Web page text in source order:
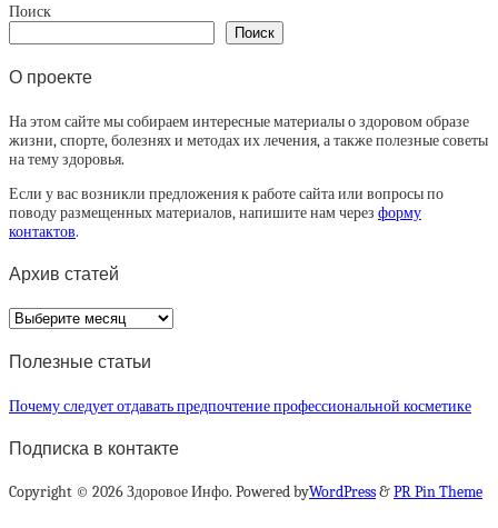
Поиск
Поиск
О проекте
На этом сайте мы собираем интересные материалы о здоровом образе
жизни, спорте, болезнях и методах их лечения, а также полезные советы
на тему здоровья.
Если у вас возникли предложения к работе сайта или вопросы по
поводу размещенных материалов, напишите нам через форму
контактов.
Архив статей
Архив
статей
Полезные статьи
Почему следует отдавать предпочтение профессиональной косметике
Подписка в контакте
Copyright © 2026 Здоровое Инфо. Powered byWordPress&PR Pin Theme